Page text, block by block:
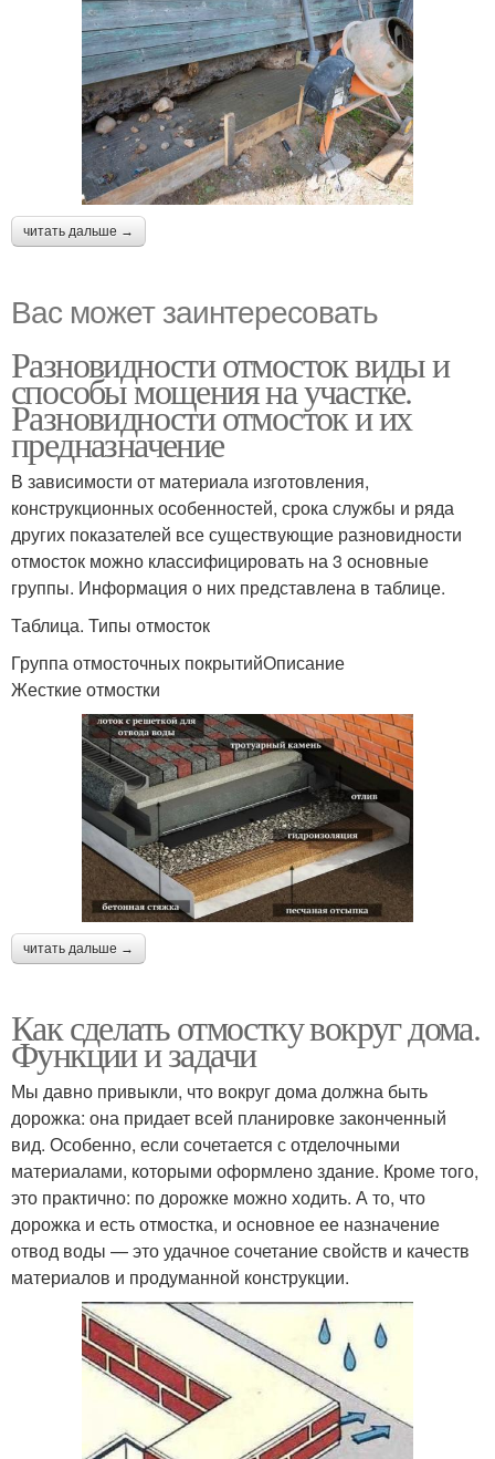
читать дальше →
Вас может заинтересовать
Разновидности отмосток виды и
способы мощения на участке.
Разновидности отмосток и их
предназначение
В зависимости от материала изготовления,
конструкционных особенностей, срока службы и ряда
других показателей все существующие разновидности
отмосток можно классифицировать на 3 основные
группы. Информация о них представлена в таблице.
Таблица. Типы отмосток
Группа отмосточных покрытийОписание
Жесткие отмостки
читать дальше →
Как сделать отмостку вокруг дома.
Функции и задачи
Мы давно привыкли, что вокруг дома должна быть
дорожка: она придает всей планировке законченный
вид. Особенно, если сочетается с отделочными
материалами, которыми оформлено здание. Кроме того,
это практично: по дорожке можно ходить. А то, что
дорожка и есть отмостка, и основное ее назначение
отвод воды — это удачное сочетание свойств и качеств
материалов и продуманной конструкции.